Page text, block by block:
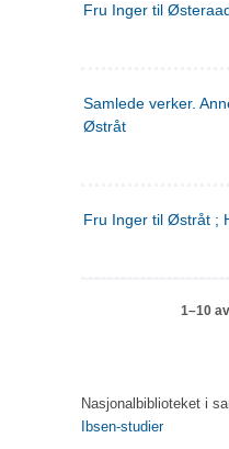
Fru Inger til
Samlede verker.
Østråt
Fru Inger til Østråt ;
1–10
Nasjonalbiblioteket i
Ibsen-studier